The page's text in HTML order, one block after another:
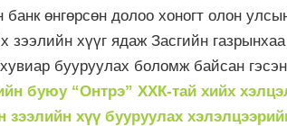
өнгөрсөн долоо хоногт олон
зээлийн хүүг ядаж Засгийн
бууруулах боломж байсан гэсэн
буюу “Онтрэ” ХХК-тай хийх
зээлийн хүү бууруулах